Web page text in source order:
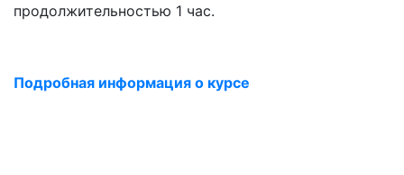
продолжительностью 1 час.
Подробная информация о курсе